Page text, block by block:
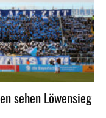
sehen Löwensieg